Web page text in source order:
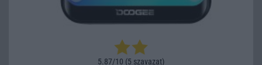
5.87/10 (5 szavazat)